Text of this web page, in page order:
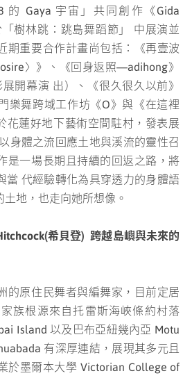
的 Gaya 宇宙」共同創作《Gida
樹林跳：跳島舞蹈節」 中展演並
期重要合作計畫尚包括：《再壹波
〉》、《回⾝返照—adihong》
展開幕演 出）、《很久很久以前》
樂舞跨域工作坊《O》與《在這裡
花蓮好地下藝術空間駐村，發表展
⾝體之流回應⼟地與溪流的靈性召
是⼀場長期且持續的回返之路，將
當 代經驗轉化為具穿透⼒的⾝體語
地，也走向她所想像。
希⾙登) 跨越島嶼與未來的
的原住⺠舞者與編舞家，⽬前定居
族根源來自托雷斯海峽條約村落
Island 以及巴布亞紐幾內亞 Motu
有深厚連結，展現其多元且
於墨爾本⼤學 Victorian College of